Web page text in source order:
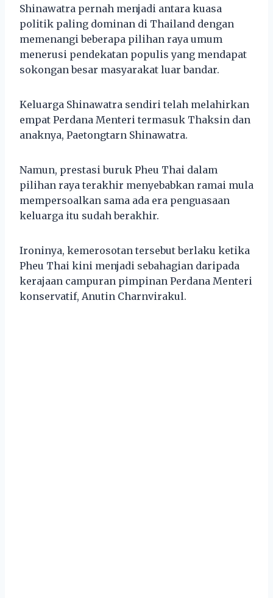
Shinawatra pernah menjadi antara kuasa
politik paling dominan di Thailand dengan
memenangi beberapa pilihan raya umum
menerusi pendekatan populis yang mendapat
sokongan besar masyarakat luar bandar.
Keluarga Shinawatra sendiri telah melahirkan
empat Perdana Menteri termasuk Thaksin dan
anaknya, Paetongtarn Shinawatra.
Namun, prestasi buruk Pheu Thai dalam
pilihan raya terakhir menyebabkan ramai mula
mempersoalkan sama ada era penguasaan
keluarga itu sudah berakhir.
Ironinya, kemerosotan tersebut berlaku ketika
Pheu Thai kini menjadi sebahagian daripada
kerajaan campuran pimpinan Perdana Menteri
konservatif, Anutin Charnvirakul.